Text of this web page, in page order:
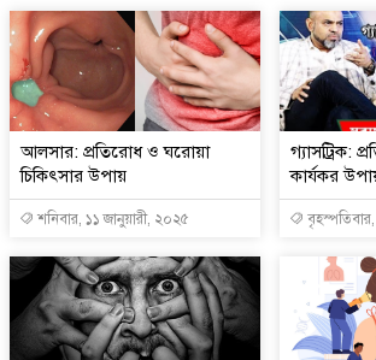
আলসার: প্রতিরোধ ও ঘরোয়া
চিকিৎসার উপায়
শনিবার, ১১ জানুয়ারী, ২০২৫
গ্যাসট্রিক:
কার্যকর